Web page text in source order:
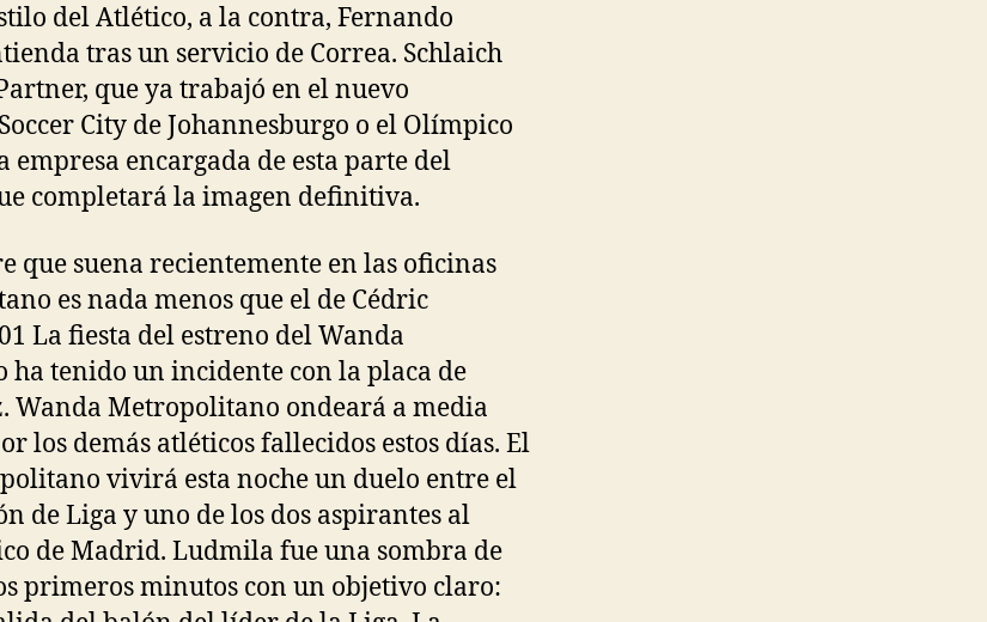
del Atlético, a la contra, Fernando
tras un servicio de Correa. Schlaich
que ya trabajó en el nuevo
City de Johannesburgo o el Olímpico
empresa encargada de esta parte del
completará la imagen definitiva.
que suena recientemente en las oficinas
es nada menos que el de Cédric
La fiesta del estreno del Wanda
tenido un incidente con la placa de
Wanda Metropolitano ondeará a media
los demás atléticos fallecidos estos días. El
vivirá esta noche un duelo entre el
de Liga y uno de los dos aspirantes al
de Madrid. Ludmila fue una sombra de
primeros minutos con un objetivo claro: